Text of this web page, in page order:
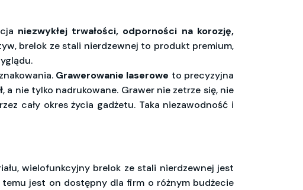
niezwykłej trwałości, odporności na korozję,
brelok ze stali nierdzewnej to produkt premium,
Grawerowanie laserowe to precyzyjna
, a nie tylko nadrukowane. Grawer nie zetrze się, nie
cały okres życia gadżetu. Taka niezawodność i
wielofunkcyjny brelok ze stali nierdzewnej jest
jest on dostępny dla firm o różnym budżecie